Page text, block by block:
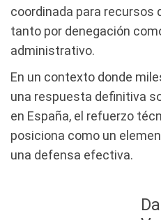
coordinada para recursos
tanto por denegación
administrativo.
En un contexto donde
una respuesta definitiva
en España, el refuerzo
posiciona como un
una defensa efectiva.